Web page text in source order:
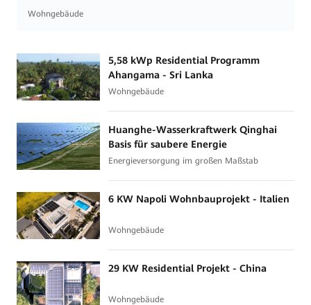
Wohngebäude
5,58 kWp Residential Programm
Ahangama - Sri Lanka
Wohngebäude
Huanghe-Wasserkraftwerk Qinghai
Basis für saubere Energie
Energieversorgung im großen Maßstab
6 KW Napoli Wohnbauprojekt - Italien
Wohngebäude
29 KW Residential Projekt - China
Wohngebäude